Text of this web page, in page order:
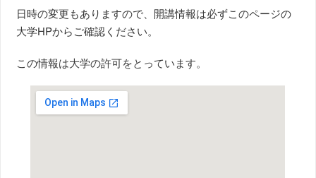
日時の変更もありますので、開講情報は必ずこのページの
大学HPからご確認ください。
この情報は大学の許可をとっています。